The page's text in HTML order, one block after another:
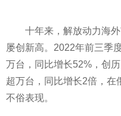
十年来，解放动力海
屡创新高。2022年前三季
万台，同比增长52%，创
超万台，同比增长2倍，在
不俗表现。